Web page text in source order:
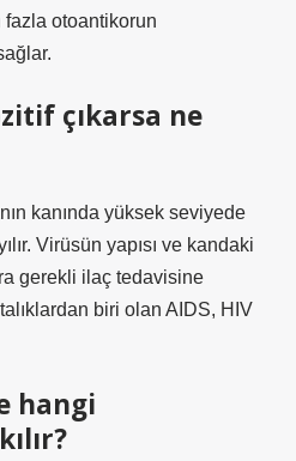
fazla otoantikorun
çıkarsa ne
kanında yüksek seviyede
Virüsün yapısı ve kandaki
gerekli ilaç tedavisine
biri olan AIDS, HIV
hangi